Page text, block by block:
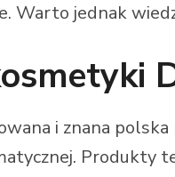
Warto jednak
i znana
Produkty